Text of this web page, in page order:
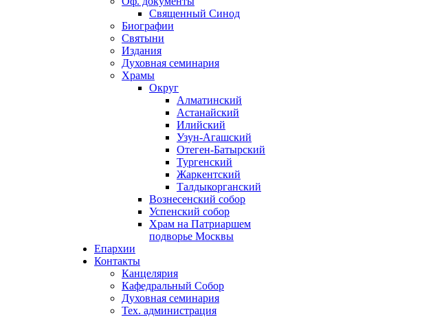
Священный Синод
Биографии
Святыни
Издания
Духовная семинария
Храмы
Округ
Алматинский
Астанайский
Илийский
Узун-Агашский
Отеген-Батырский
Тургенский
Жаркентский
Талдыкорганский
Вознесенский собор
Успенский собор
Храм на Патриаршем
подворье Москвы
Епархии
Контакты
Канцелярия
Кафедральный Собор
Духовная семинария
Тех. администрация